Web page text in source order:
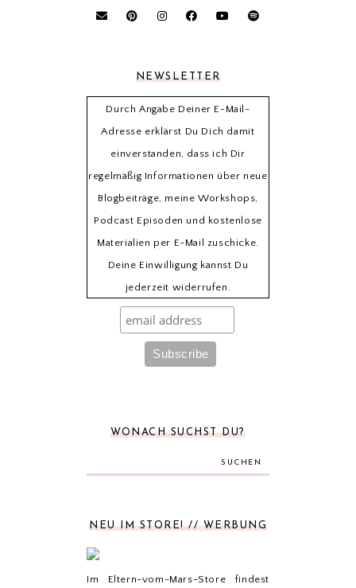
NEWSLETTER
Durch Angabe Deiner E-Mail-
Adresse erklärst Du Dich damit
einverstanden, dass ich Dir
regelmäßig Informationen über neue
Blogbeiträge, meine Workshops,
Podcast Episoden und kostenlose
Materialien per E-Mail zuschicke.
Deine Einwilligung kannst Du
jederzeit widerrufen.
WONACH SUCHST DU?
SUCHEN
NEU IM STORE! // WERBUNG
Im Eltern-vom-Mars-Store findest